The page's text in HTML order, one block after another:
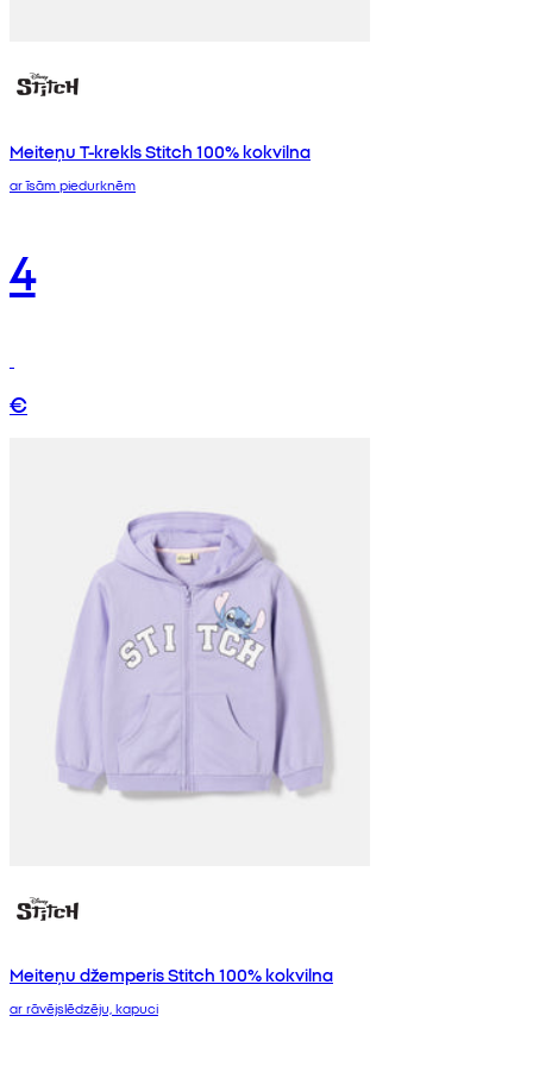
Meiteņu T-krekls Stitch 100% kokvilna
ar īsām piedurknēm
4
€
Meiteņu džemperis Stitch 100% kokvilna
ar rāvējslēdzēju, kapuci